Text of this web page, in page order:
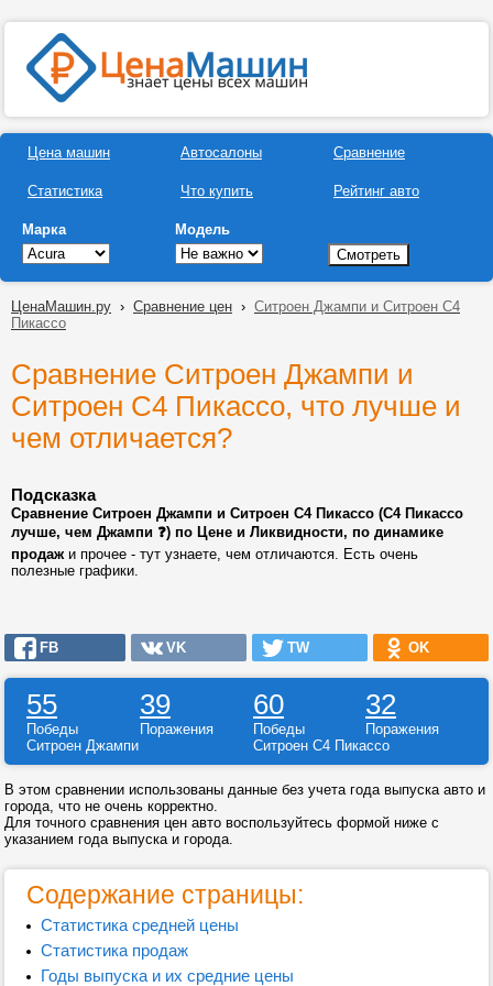
Цена машин
Статистика
Автосалоны
Что купить
Сравнение
Рейтинг авто
Марка Модель
ЦенаМашин.ру › Сравнение цен › Ситроен Джампи и Ситроен С4
Пикассо
Сравнение Ситроен Джампи и
Ситроен С4 Пикассо, что лучше и
чем отличается?
Подсказка
Сравнение Ситроен Джампи и Ситроен С4 Пикассо (С4 Пикассо
лучше, чем Джампи ❓) по Цене и Ликвидности, по динамике
продажи прочее - тут узнаете, чем отличаются. Есть очень
полезные графики.
FB VK TW OK
55 39 60 32
Победы Поражения Победы
Поражения
Ситроен Джампи
Ситроен С4 Пикассо
В этом сравнении использованы данные без учета года выпуска авто и
города, что не очень корректно.
Для точного сравнения цен авто воспользуйтесь формой ниже с
указанием года выпуска и города.
Содержание страницы:
Статистика средней цены
Статистика продаж
Годы выпуска и их средние цены